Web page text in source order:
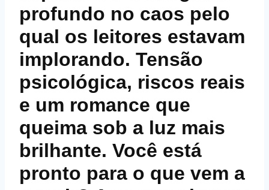
profundo no caos pelo
qual os leitores estavam
implorando. Tensão
psicológica, riscos reais
e um romance que
queima sob a luz mais
brilhante. Você está
pronto para o que vem a